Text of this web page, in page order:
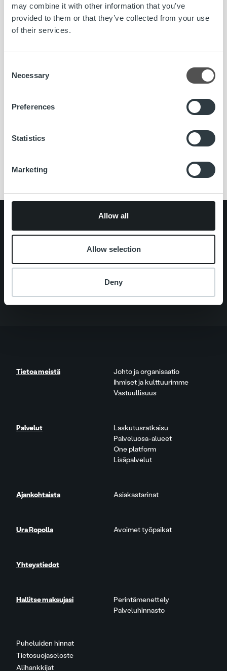
may combine it with other information that you’ve
provided to them or that they’ve collected from your use
of their services.
Selection
Necessary
Preferences
Statistics
Marketing
Allow all
Allow selection
Deny
Olemme koostaneet avuksesiRopon Usein kysytyt
kysymykset -sivun
Ropo Capital
Ropo Capital
Palvelut
Tietoa meistä
Puheluiden hinnat
Tietosuojaseloste
Alihankkijat
Tietoa meistä
Johto ja organisaatio
Ihmiset ja kulttuurimme
Vastuullisuus
Palvelut
Laskutusratkaisu
Palveluosa-alueet
One platform
Lisäpalvelut
Ajankohtaista Asiakastarinat
Ura Ropolla Avoimet työpaikat
Yhteystiedot
Hallitse maksujasi
Perintämenettely
Palveluhinnasto